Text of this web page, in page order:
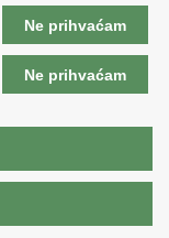
Ne prihvaćam
Ne prihvaćam